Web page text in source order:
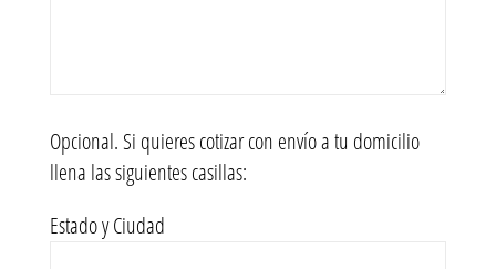
Opcional. Si quieres cotizar con envío a tu domicilio
llena las siguientes casillas:
Estado y Ciudad